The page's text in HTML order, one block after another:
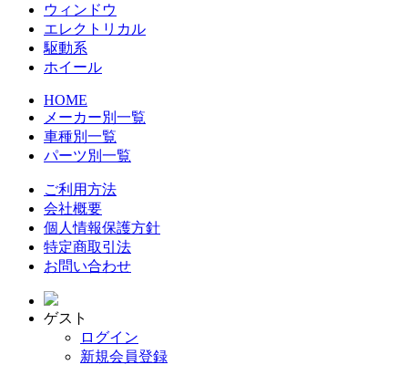
ウィンドウ
エレクトリカル
駆動系
ホイール
HOME
メーカー別一覧
車種別一覧
パーツ別一覧
ご利用方法
会社概要
個人情報保護方針
特定商取引法
お問い合わせ
ゲスト
ログイン
新規会員登録